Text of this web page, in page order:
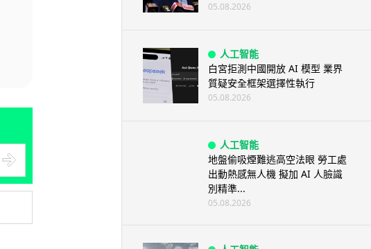
05.08.2026
人工智能
白宮拒測中國開放 AI 模型 業界
質疑安全框架選擇性執行
05.08.2026
人工智能
地盤偷吸煙難逃高空法眼 勞工處
出動熱感無人機 擬加 AI 人臉識
別精準...
05.08.2026